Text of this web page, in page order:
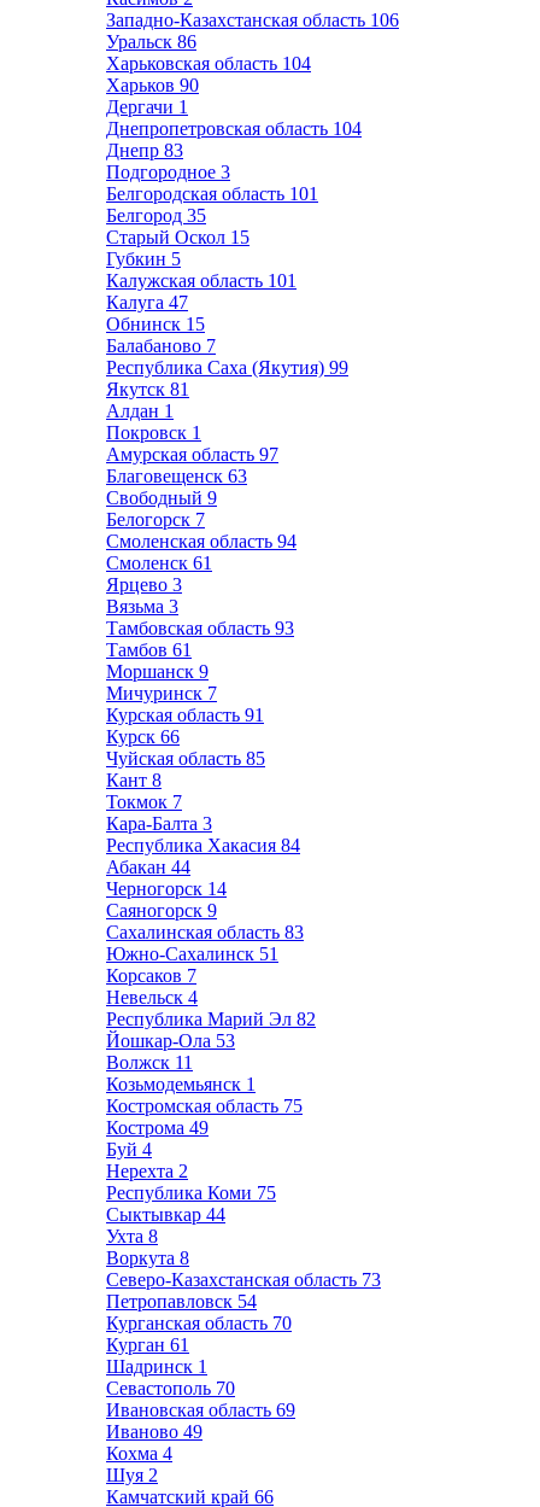
Западно-Казахстанская область 106
Уральск 86
Харьковская область 104
Харьков 90
Дергачи 1
Днепропетровская область 104
Днепр 83
Подгородное 3
Белгородская область 101
Белгород 35
Старый Оскол 15
Губкин 5
Калужская область 101
Калуга 47
Обнинск 15
Балабаново 7
Республика Саха (Якутия) 99
Якутск 81
Алдан 1
Покровск 1
Амурская область 97
Благовещенск 63
Свободный 9
Белогорск 7
Смоленская область 94
Смоленск 61
Ярцево 3
Вязьма 3
Тамбовская область 93
Тамбов 61
Моршанск 9
Мичуринск 7
Курская область 91
Курск 66
Чуйская область 85
Кант 8
Токмок 7
Кара-Балта 3
Республика Хакасия 84
Абакан 44
Черногорск 14
Саяногорск 9
Сахалинская область 83
Южно-Сахалинск 51
Корсаков 7
Невельск 4
Республика Марий Эл 82
Йошкар-Ола 53
Волжск 11
Козьмодемьянск 1
Костромская область 75
Кострома 49
Буй 4
Нерехта 2
Республика Коми 75
Сыктывкар 44
Ухта 8
Воркута 8
Северо-Казахстанская область 73
Петропавловск 54
Курганская область 70
Курган 61
Шадринск 1
Севастополь 70
Ивановская область 69
Иваново 49
Кохма 4
Шуя 2
Камчатский край 66